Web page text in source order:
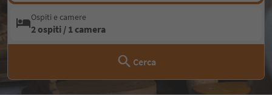
Ospiti e camere
2 ospiti / 1 camera
Cerca